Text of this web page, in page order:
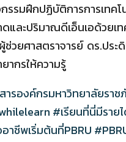
รรมฝึกปฏิบัติการการเทคโ
และปริมาณดีเอ็นเอด้วยเท
ช่วยศาสตราจารย์ ดร.ปร
ากรให้ความรู้
รองค์กรมหาวิทยาลัยราช
#เรียนที่นี่มีราย
าชีพเริ่มต้นที่PBRU